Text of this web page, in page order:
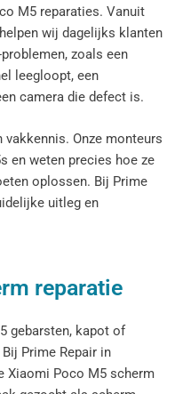
M5 reparaties. Vanuit
wij dagelijks klanten
zoals een
leegloopt, een
camera die defect is.
Onze monteurs
en weten precies hoe ze
oplossen. Bij Prime
uitleg en
reparatie
gebarsten, kapot of
Prime Repair in
Xiaomi Poco M5 scherm